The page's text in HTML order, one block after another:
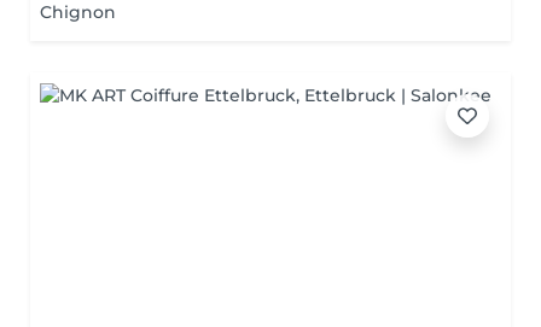
Chignon